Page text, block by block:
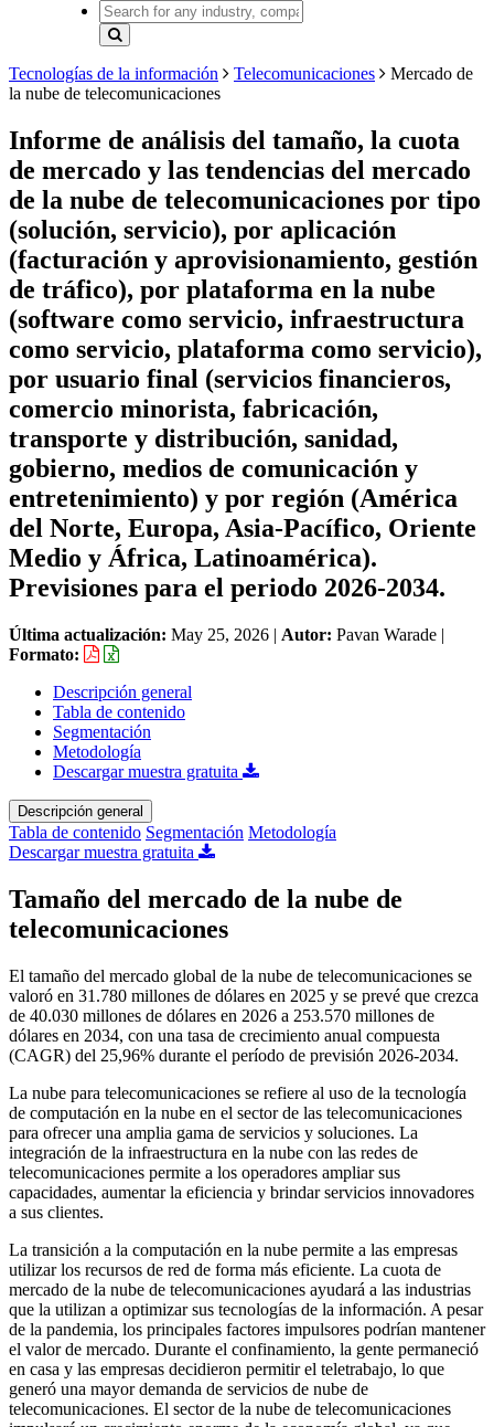
Tecnologías de la información Telecomunicaciones
Mercado de
la nube de telecomunicaciones
Informe de análisis del tamaño, la cuota
de mercado y las tendencias del mercado
de la nube de telecomunicaciones por tipo
(solución, servicio), por aplicación
(facturación y aprovisionamiento, gestión
de tráfico), por plataforma en la nube
(software como servicio, infraestructura
como servicio, plataforma como servicio),
por usuario final (servicios financieros,
comercio minorista, fabricación,
transporte y distribución, sanidad,
gobierno, medios de comunicación y
entretenimiento) y por región (América
del Norte, Europa, Asia-Pacífico, Oriente
Medio y África, Latinoamérica).
Previsiones para el periodo 2026-2034.
Última actualización: May 25, 2026 | Autor: Pavan Warade |
Formato:
Descripción general
Tabla de contenido
Segmentación
Metodología
Descargar muestra gratuita
Descripción general
Tabla de contenido Segmentación Metodología
Descargar muestra gratuita
Tamaño del mercado de la nube de
telecomunicaciones
El tamaño del mercado global de la nube de telecomunicaciones se
valoró en 31.780 millones de dólares en 2025 y se prevé que crezca
de 40.030 millones de dólares en 2026 a 253.570 millones de
dólares en 2034, con una tasa de crecimiento anual compuesta
(CAGR) del 25,96% durante el período de previsión 2026-2034.
La nube para telecomunicaciones se refiere al uso de la tecnología
de computación en la nube en el sector de las telecomunicaciones
para ofrecer una amplia gama de servicios y soluciones. La
integración de la infraestructura en la nube con las redes de
telecomunicaciones permite a los operadores ampliar sus
capacidades, aumentar la eficiencia y brindar servicios innovadores
a sus clientes.
La transición a la computación en la nube permite a las empresas
utilizar los recursos de red de forma más eficiente. La cuota de
mercado de la nube de telecomunicaciones ayudará a las industrias
que la utilizan a optimizar sus tecnologías de la información. A pesar
de la pandemia, los principales factores impulsores podrían mantener
el valor de mercado. Durante el confinamiento, la gente permaneció
en casa y las empresas decidieron permitir el teletrabajo, lo que
generó una mayor demanda de servicios de nube de
telecomunicaciones. El sector de la nube de telecomunicaciones